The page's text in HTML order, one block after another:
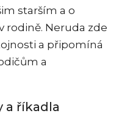
starším a o
rodině. Neruda zde
a připomíná
a
a říkadla